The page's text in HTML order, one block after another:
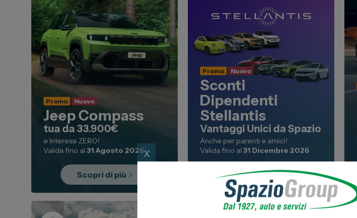
Promo Nuovo
Jeep Compass
tua da 33.900€
e Interessi ZERO!
Valida fino al 31 Agosto 2026
Scopri di più
Promo Nuovo
Sconti
Dipendenti
Stellantis
Vantaggi Unici da Spazio
Anche per parenti e amici!
Valida fino al 31 Dicembre 2026
Scopri di più
x